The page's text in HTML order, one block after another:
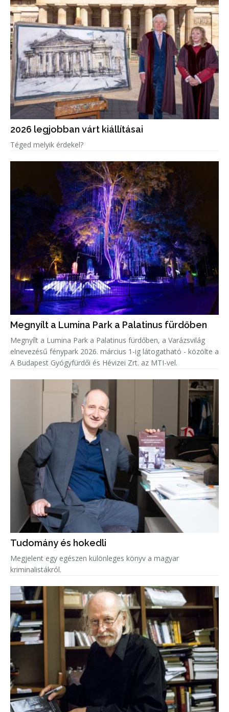
2026 legjobban várt kiállításai
Téged melyik érdekel?
Megnyílt a Lumina Park a Palatinus fürdőben
Megnyílt a Lumina Park a Palatinus fürdőben, a Varázsvilág
elnevezésű fénypark 2026. március 1-ig látogatható - közölte a
A Budapest Gyógyfürdői és Hévizei Zrt. az MTI-vel.
Tudomány és hokedli
Megjelent egy egészen különleges könyv a magyar
kriminalistákról.